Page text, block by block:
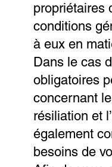
propriétaires
conditions
à eux en
Dans le cas
obligatoires
concernant
résiliation et
également
besoins de